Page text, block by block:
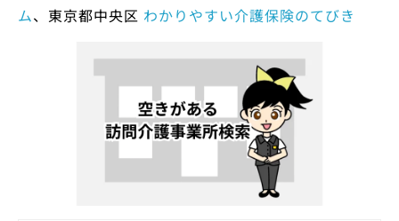
ム、東京都中央区 わかりやすい介護保険のてびき